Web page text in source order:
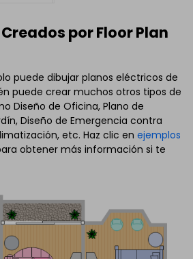
por Floor Plan
puede dibujar planos eléctricos de
puede crear muchos otros tipos de
Diseño de Oficina, Plano de
Diseño de Emergencia contra
etc. Haz clic en ejemplos
obtener más información si te